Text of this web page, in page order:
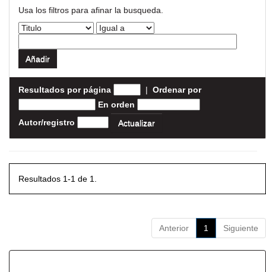
Usa los filtros para afinar la busqueda.
Resultados por página | Ordenar por
En orden
Autor/registro
Resultados 1-1 de 1.
Anterior 1 Siguiente